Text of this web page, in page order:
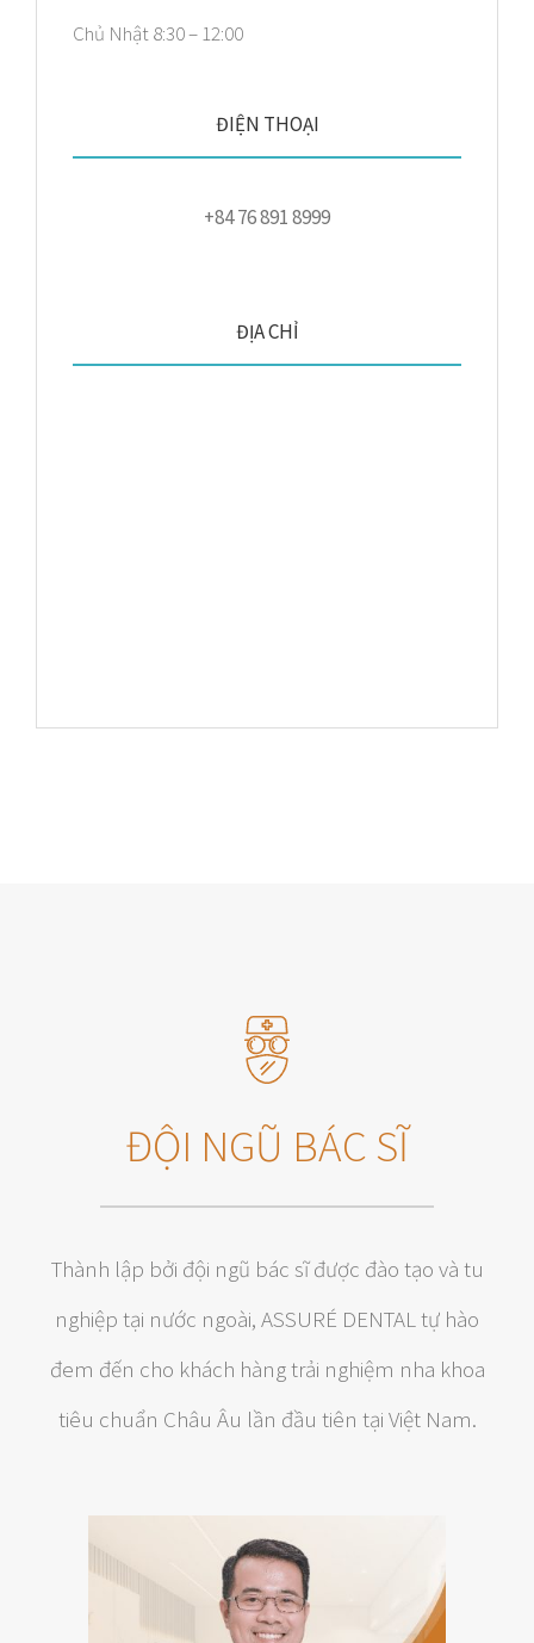
Chủ Nhật 8:30 – 12:00
ĐIỆN THOẠI
+84 76 891 8999
ĐỊA CHỈ
ĐỘI NGŨ BÁC SĨ
Thành lập bởi đội ngũ bác sĩ được đào tạo và tu
nghiệp tại nước ngoài, ASSURÉ DENTAL tự hào
đem đến cho khách hàng trải nghiệm nha khoa
tiêu chuẩn Châu Âu lần đầu tiên tại Việt Nam.